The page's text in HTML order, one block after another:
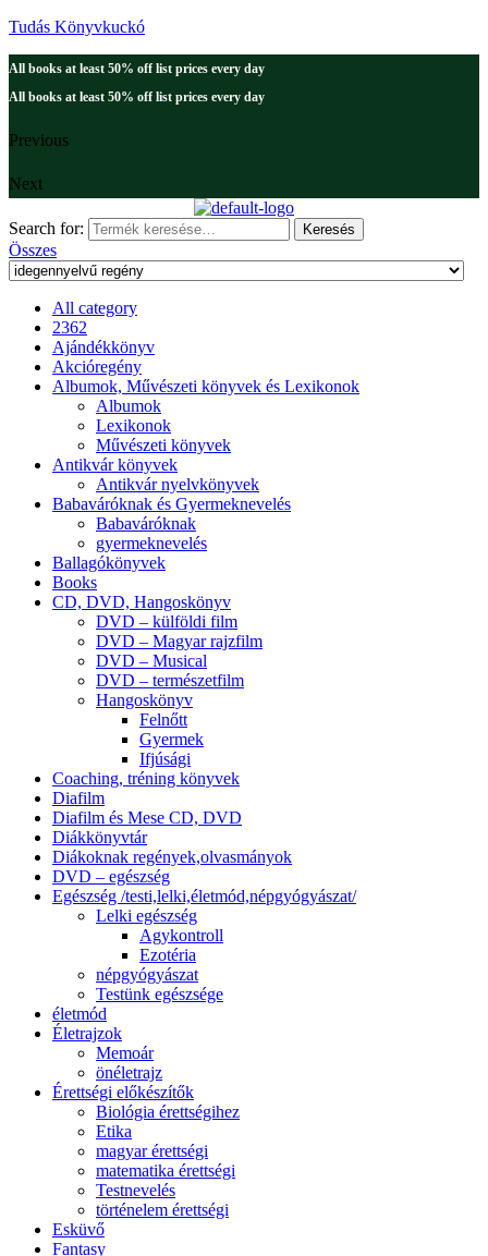
Tudás Könyvkuckó
All books at least 50% off list prices every day
All books at least 50% off list prices every day
Previous
Next
Search for: Keresés
Összes
All category
2362
Ajándékkönyv
Akcióregény
Albumok, Művészeti könyvek és Lexikonok
Albumok
Lexikonok
Művészeti könyvek
Antikvár könyvek
Antikvár nyelvkönyvek
Babaváróknak és Gyermeknevelés
Babaváróknak
gyermeknevelés
Ballagókönyvek
Books
CD, DVD, Hangoskönyv
DVD – külföldi film
DVD – Magyar rajzfilm
DVD – Musical
DVD – természetfilm
Hangoskönyv
Felnőtt
Gyermek
Ifjúsági
Coaching, tréning könyvek
Diafilm
Diafilm és Mese CD, DVD
Diákkönyvtár
Diákoknak regények,olvasmányok
DVD – egészség
Egészség /testi,lelki,életmód,népgyógyászat/
Lelki egészség
Agykontroll
Ezotéria
népgyógyászat
Testünk egészsége
életmód
Életrajzok
Memoár
önéletrajz
Érettségi előkészítők
Biológia érettségihez
Etika
magyar érettségi
matematika érettségi
Testnevelés
történelem érettségi
Esküvő
Fantasy